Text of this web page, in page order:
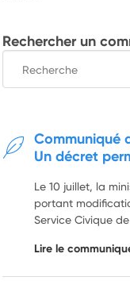
Rechercher un
Communiqué
Un décret
Le 10 juillet, la
portant
Service Civique
Lire le